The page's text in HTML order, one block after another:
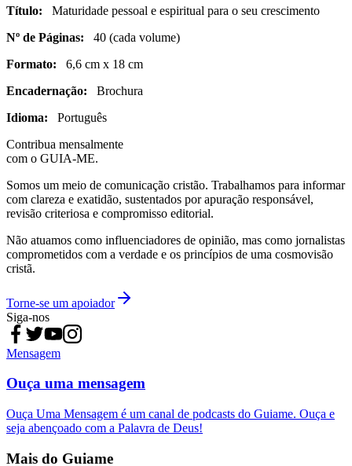
Título:
Maturidade pessoal e espiritual para o seu crescimento
Nº de Páginas:
40 (cada volume)
Formato:
6,6 cm x 18 cm
Encadernação:
Brochura
Idioma:
Português
Contribua mensalmente
com o GUIA-ME.
Somos um meio de comunicação cristão. Trabalhamos para informar
com clareza e exatidão, sustentados por apuração responsável,
revisão criteriosa e compromisso editorial.
Não atuamos como influenciadores de opinião, mas como jornalistas
comprometidos com a verdade e os princípios de uma cosmovisão
cristã.
Torne-se um apoiador
Siga-nos
Mensagem
Ouça uma mensagem
Ouça Uma Mensagem é um canal de podcasts do Guiame. Ouça e
seja abençoado com a Palavra de Deus!
Mais do Guiame